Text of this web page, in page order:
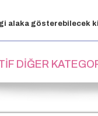
alaka gösterebilecek
DİĞER